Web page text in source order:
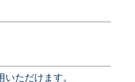
ただけます。